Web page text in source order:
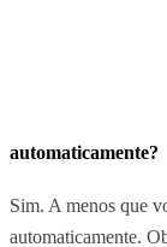
automaticamente?
Sim. A menos que
automaticamente.